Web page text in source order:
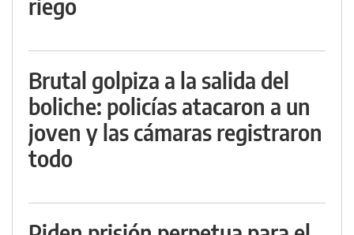
riego
Brutal golpiza a la salida del
boliche: policías atacaron a un
joven y las cámaras registraron
todo